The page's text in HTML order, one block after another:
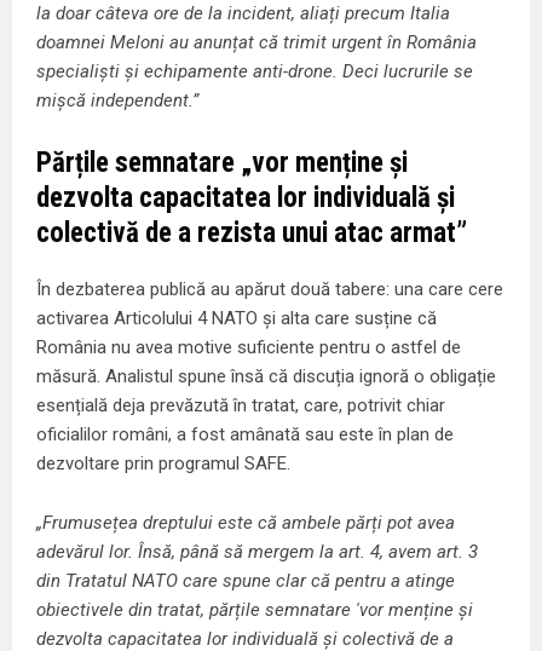
la doar câteva ore de la incident, aliați precum Italia
doamnei Meloni au anunțat că trimit urgent în România
specialiști și echipamente anti-drone. Deci lucrurile se
mișcă independent.”
Părțile semnatare „vor menține și
dezvolta capacitatea lor individuală și
colectivă de a rezista unui atac armat”
În dezbaterea publică au apărut două tabere: una care cere
activarea Articolului 4 NATO și alta care susține că
România nu avea motive suficiente pentru o astfel de
măsură. Analistul spune însă că discuția ignoră o obligație
esențială deja prevăzută în tratat, care, potrivit chiar
oficialilor români, a fost amânată sau este în plan de
dezvoltare prin programul SAFE.
„Frumusețea dreptului este că ambele părți pot avea
adevărul lor. Însă, până să mergem la art. 4, avem art. 3
din Tratatul NATO care spune clar că pentru a atinge
obiectivele din tratat, părțile semnatare 'vor menține și
dezvolta capacitatea lor individuală și colectivă de a